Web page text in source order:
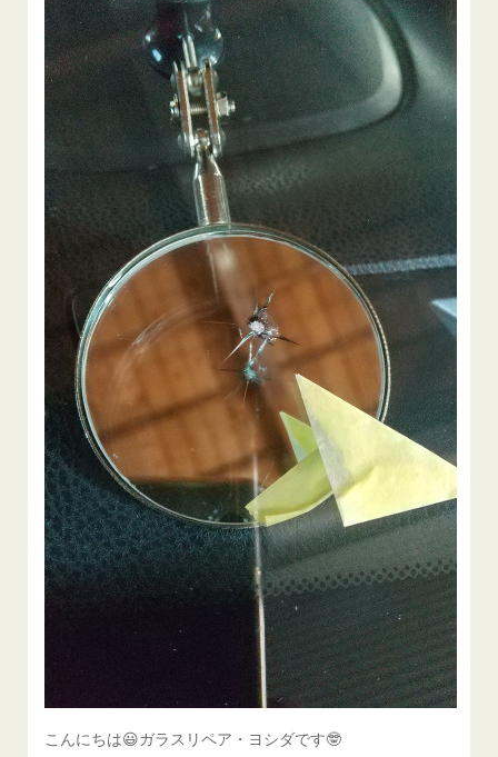
飛び石ひび割れでヒビ先が伸びた場合は？
こんにちは😃ガラスリペア・ヨシダです🤓